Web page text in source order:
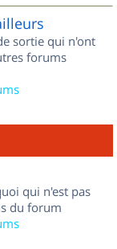
sortie qui n'ont
forums
qui n'est pas
du forum